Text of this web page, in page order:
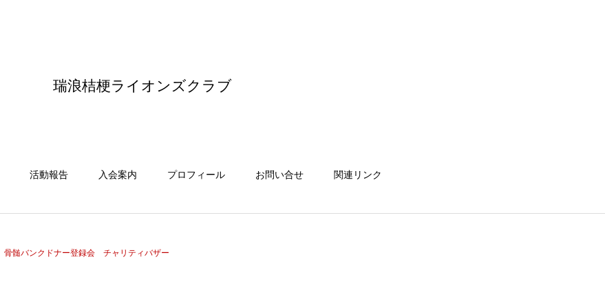
瑞浪桔梗ライオンズクラブ
活動報告 入会案内 プロフィール お問い合せ 関連リンク
骨髄バンクドナー登録会 チャリティバザー